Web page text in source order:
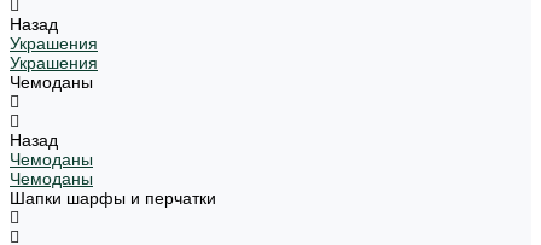
Назад
Украшения
Украшения
Чемоданы
Назад
Чемоданы
Чемоданы
Шапки шарфы и перчатки